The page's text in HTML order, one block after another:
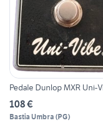
Pedale Dunlop MXR Uni-
108 €
Bastia Umbra (PG)